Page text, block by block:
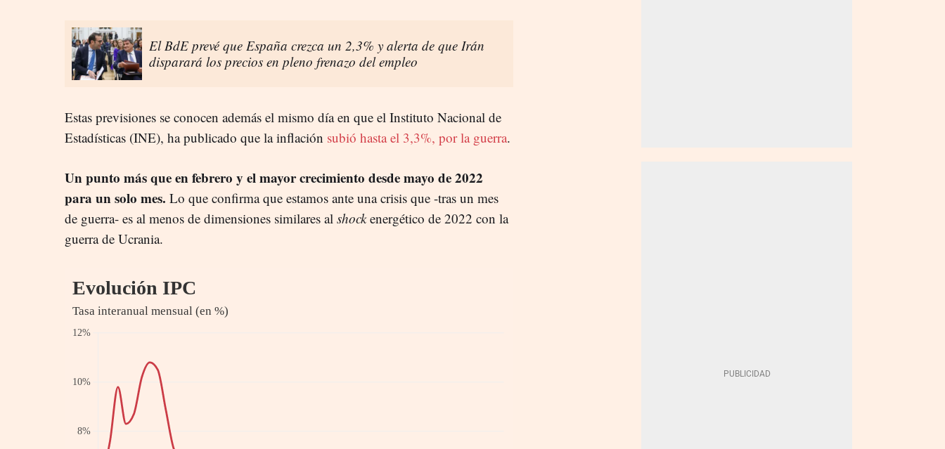
El BdE prevé que España crezca un 2,3% y alerta de que Irán
disparará los precios en pleno frenazo del empleo
Estas previsiones se conocen además el mismo día en que el Instituto Nacional de
Estadísticas (INE), ha publicado que la inflación subió hasta el 3,3%, por la guerra.
Un punto más que en febrero y el mayor crecimiento desde mayo de 2022
para un solo mes. Lo que confirma que estamos ante una crisis que -tras un mes
de guerra- es al menos de dimensiones similares al shockenergético de 2022 con la
guerra de Ucrania.